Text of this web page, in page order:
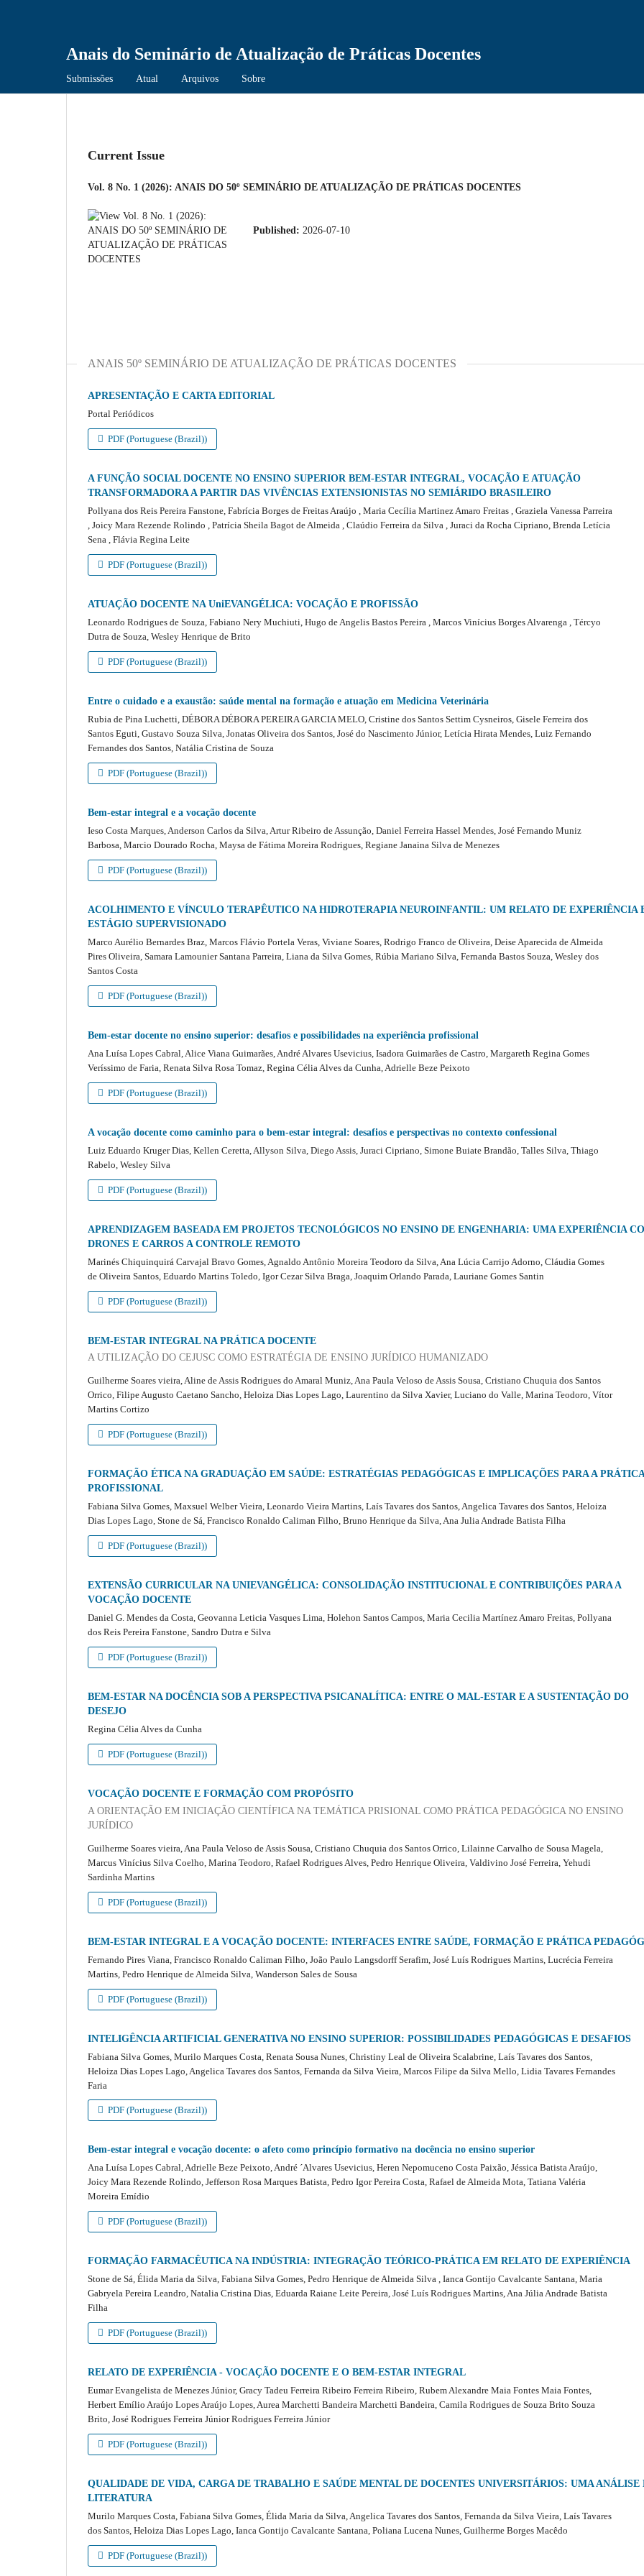
Anais do Seminário de Atualização de Práticas Docentes
Submissões Atual Arquivos Sobre
Current Issue
Vol. 8 No. 1 (2026): ANAIS DO 50º SEMINÁRIO DE ATUALIZAÇÃO DE PRÁTICAS DOCENTES
Published: 2026-07-10
ANAIS 50º SEMINÁRIO DE ATUALIZAÇÃO DE PRÁTICAS DOCENTES
APRESENTAÇÃO E CARTA EDITORIAL
Portal Periódicos
PDF (Portuguese (Brazil))
A FUNÇÃO SOCIAL DOCENTE NO ENSINO SUPERIOR BEM-ESTAR INTEGRAL, VOCAÇÃO E ATUAÇÃO
TRANSFORMADORA A PARTIR DAS VIVÊNCIAS EXTENSIONISTAS NO SEMIÁRIDO BRASILEIRO
Pollyana dos Reis Pereira Fanstone, Fabrícia Borges de Freitas Araújo , Maria Cecília Martinez Amaro Freitas , Graziela Vanessa Parreira
, Joicy Mara Rezende Rolindo , Patrícia Sheila Bagot de Almeida , Claúdio Ferreira da Silva , Juraci da Rocha Cipriano, Brenda Letícia
Sena , Flávia Regina Leite
PDF (Portuguese (Brazil))
ATUAÇÃO DOCENTE NA UniEVANGÉLICA: VOCAÇÃO E PROFISSÃO
Leonardo Rodrigues de Souza, Fabiano Nery Muchiuti, Hugo de Angelis Bastos Pereira , Marcos Vinícius Borges Alvarenga , Tércyo
Dutra de Souza, Wesley Henrique de Brito
PDF (Portuguese (Brazil))
Entre o cuidado e a exaustão: saúde mental na formação e atuação em Medicina Veterinária
Rubia de Pina Luchetti, DÉBORA DÉBORA PEREIRA GARCIA MELO, Cristine dos Santos Settim Cysneiros, Gisele Ferreira dos
Santos Eguti, Gustavo Souza Silva, Jonatas Oliveira dos Santos, José do Nascimento Júnior, Letícia Hirata Mendes, Luiz Fernando
Fernandes dos Santos, Natália Cristina de Souza
PDF (Portuguese (Brazil))
Bem-estar integral e a vocação docente
Ieso Costa Marques, Anderson Carlos da Silva, Artur Ribeiro de Assunção, Daniel Ferreira Hassel Mendes, José Fernando Muniz
Barbosa, Marcio Dourado Rocha, Maysa de Fátima Moreira Rodrigues, Regiane Janaina Silva de Menezes
PDF (Portuguese (Brazil))
ACOLHIMENTO E VÍNCULO TERAPÊUTICO NA HIDROTERAPIA NEUROINFANTIL: UM RELATO DE EXPERIÊNCIA
ESTÁGIO SUPERVISIONADO
Marco Aurélio Bernardes Braz, Marcos Flávio Portela Veras, Viviane Soares, Rodrigo Franco de Oliveira, Deise Aparecida de Almeida
Pires Oliveira, Samara Lamounier Santana Parreira, Liana da Silva Gomes, Rúbia Mariano Silva, Fernanda Bastos Souza, Wesley dos
Santos Costa
PDF (Portuguese (Brazil))
Bem-estar docente no ensino superior: desafios e possibilidades na experiência profissional
Ana Luísa Lopes Cabral, Alice Viana Guimarães, André Alvares Usevicius, Isadora Guimarães de Castro, Margareth Regina Gomes
Veríssimo de Faria, Renata Silva Rosa Tomaz, Regina Célia Alves da Cunha, Adrielle Beze Peixoto
PDF (Portuguese (Brazil))
A vocação docente como caminho para o bem-estar integral: desafios e perspectivas no contexto confessional
Luiz Eduardo Kruger Dias, Kellen Ceretta, Allyson Silva, Diego Assis, Juraci Cipriano, Simone Buiate Brandão, Talles Silva, Thiago
Rabelo, Wesley Silva
PDF (Portuguese (Brazil))
APRENDIZAGEM BASEADA EM PROJETOS TECNOLÓGICOS NO ENSINO DE ENGENHARIA: UMA EXPERIÊNCIA
DRONES E CARROS A CONTROLE REMOTO
Marinés Chiquinquirá Carvajal Bravo Gomes, Agnaldo Antônio Moreira Teodoro da Silva, Ana Lúcia Carrijo Adorno, Cláudia Gomes
de Oliveira Santos, Eduardo Martins Toledo, Igor Cezar Silva Braga, Joaquim Orlando Parada, Lauriane Gomes Santin
PDF (Portuguese (Brazil))
BEM-ESTAR INTEGRAL NA PRÁTICA DOCENTE
A UTILIZAÇÃO DO CEJUSC COMO ESTRATÉGIA DE ENSINO JURÍDICO HUMANIZADO
Guilherme Soares vieira, Aline de Assis Rodrigues do Amaral Muniz, Ana Paula Veloso de Assis Sousa, Cristiano Chuquia dos Santos
Orrico, Filipe Augusto Caetano Sancho, Heloiza Dias Lopes Lago, Laurentino da Silva Xavier, Luciano do Valle, Marina Teodoro, Vítor
Martins Cortizo
PDF (Portuguese (Brazil))
FORMAÇÃO ÉTICA NA GRADUAÇÃO EM SAÚDE: ESTRATÉGIAS PEDAGÓGICAS E IMPLICAÇÕES PARA A PRÁTICA
PROFISSIONAL
Fabiana Silva Gomes, Maxsuel Welber Vieira, Leonardo Vieira Martins, Laís Tavares dos Santos, Angelica Tavares dos Santos, Heloiza
Dias Lopes Lago, Stone de Sá, Francisco Ronaldo Caliman Filho, Bruno Henrique da Silva, Ana Julia Andrade Batista Filha
PDF (Portuguese (Brazil))
EXTENSÃO CURRICULAR NA UNIEVANGÉLICA: CONSOLIDAÇÃO INSTITUCIONAL E CONTRIBUIÇÕES PARA A
VOCAÇÃO DOCENTE
Daniel G. Mendes da Costa, Geovanna Leticia Vasques Lima, Holehon Santos Campos, Maria Cecilia Martínez Amaro Freitas, Pollyana
dos Reis Pereira Fanstone, Sandro Dutra e Silva
PDF (Portuguese (Brazil))
BEM-ESTAR NA DOCÊNCIA SOB A PERSPECTIVA PSICANALÍTICA: ENTRE O MAL-ESTAR E A SUSTENTAÇÃO DO
DESEJO
Regina Célia Alves da Cunha
PDF (Portuguese (Brazil))
VOCAÇÃO DOCENTE E FORMAÇÃO COM PROPÓSITO
A ORIENTAÇÃO EM INICIAÇÃO CIENTÍFICA NA TEMÁTICA PRISIONAL COMO PRÁTICA PEDAGÓGICA NO ENSINO
JURÍDICO
Guilherme Soares vieira, Ana Paula Veloso de Assis Sousa, Cristiano Chuquia dos Santos Orrico, Lilainne Carvalho de Sousa Magela,
Marcus Vinícius Silva Coelho, Marina Teodoro, Rafael Rodrigues Alves, Pedro Henrique Oliveira, Valdivino José Ferreira, Yehudi
Sardinha Martins
PDF (Portuguese (Brazil))
BEM-ESTAR INTEGRAL E A VOCAÇÃO DOCENTE: INTERFACES ENTRE SAÚDE, FORMAÇÃO E PRÁTICA
Fernando Pires Viana, Francisco Ronaldo Caliman Filho, João Paulo Langsdorff Serafim, José Luís Rodrigues Martins, Lucrécia Ferreira
Martins, Pedro Henrique de Almeida Silva, Wanderson Sales de Sousa
PDF (Portuguese (Brazil))
INTELIGÊNCIA ARTIFICIAL GENERATIVA NO ENSINO SUPERIOR: POSSIBILIDADES PEDAGÓGICAS E DESAFIOS
Fabiana Silva Gomes, Murilo Marques Costa, Renata Sousa Nunes, Christiny Leal de Oliveira Scalabrine, Laís Tavares dos Santos,
Heloiza Dias Lopes Lago, Angelica Tavares dos Santos, Fernanda da Silva Vieira, Marcos Filipe da Silva Mello, Lidia Tavares Fernandes
Faria
PDF (Portuguese (Brazil))
Bem-estar integral e vocação docente: o afeto como princípio formativo na docência no ensino superior
Ana Luísa Lopes Cabral, Adrielle Beze Peixoto, André ´Alvares Usevicius, Heren Nepomuceno Costa Paixão, Jéssica Batista Araújo,
Joicy Mara Rezende Rolindo, Jefferson Rosa Marques Batista, Pedro Igor Pereira Costa, Rafael de Almeida Mota, Tatiana Valéria
Moreira Emídio
PDF (Portuguese (Brazil))
FORMAÇÃO FARMACÊUTICA NA INDÚSTRIA: INTEGRAÇÃO TEÓRICO-PRÁTICA EM RELATO DE EXPERIÊNCIA
Stone de Sá, Élida Maria da Silva, Fabiana Silva Gomes, Pedro Henrique de Almeida Silva , Ianca Gontijo Cavalcante Santana, Maria
Gabryela Pereira Leandro, Natalia Cristina Dias, Eduarda Raiane Leite Pereira, José Luís Rodrigues Martins, Ana Júlia Andrade Batista
Filha
PDF (Portuguese (Brazil))
RELATO DE EXPERIÊNCIA - VOCAÇÃO DOCENTE E O BEM-ESTAR INTEGRAL
Eumar Evangelista de Menezes Júnior, Gracy Tadeu Ferreira Ribeiro Ferreira Ribeiro, Rubem Alexandre Maia Fontes Maia Fontes,
Herbert Emílio Araújo Lopes Araújo Lopes, Aurea Marchetti Bandeira Marchetti Bandeira, Camila Rodrigues de Souza Brito Souza
Brito, José Rodrigues Ferreira Júnior Rodrigues Ferreira Júnior
PDF (Portuguese (Brazil))
QUALIDADE DE VIDA, CARGA DE TRABALHO E SAÚDE MENTAL DE DOCENTES UNIVERSITÁRIOS: UMA ANÁLISE
LITERATURA
Murilo Marques Costa, Fabiana Silva Gomes, Élida Maria da Silva, Angelica Tavares dos Santos, Fernanda da Silva Vieira, Laís Tavares
dos Santos, Heloiza Dias Lopes Lago, Ianca Gontijo Cavalcante Santana, Poliana Lucena Nunes, Guilherme Borges Macêdo
PDF (Portuguese (Brazil))